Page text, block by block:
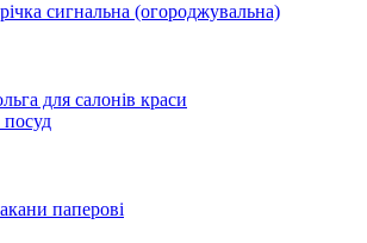
сигнальна (огороджувальна)
для салонів краси
паперові